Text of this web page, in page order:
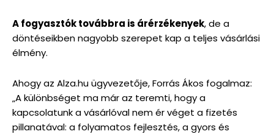
A fogyasztók továbbra is árérzékenyek, de a
döntéseikben nagyobb szerepet kap a teljes vásárlási
élmény.
Ahogy az Alza.hu ügyvezetője, Forrás Ákos fogalmaz:
„A különbséget ma már az teremti, hogy a
kapcsolatunk a vásárlóval nem ér véget a fizetés
pillanatával: a folyamatos fejlesztés, a gyors és